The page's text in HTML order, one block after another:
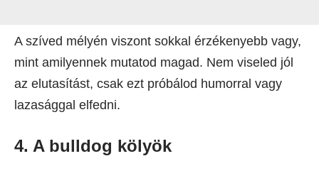
A szíved mélyén viszont sokkal érzékenyebb vagy,
mint amilyennek mutatod magad. Nem viseled jól
az elutasítást, csak ezt próbálod humorral vagy
lazasággal elfedni.
4. A bulldog kölyök